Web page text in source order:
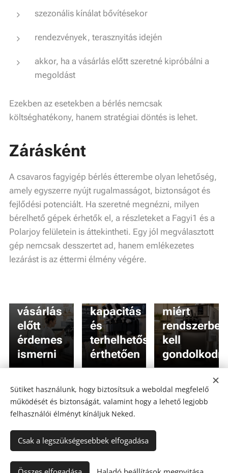
szezonális kínálat bővítésekor
rendezvények, terasznyitás idején
akkor, ha a vásárlás előtt szeretné kipróbálni a
megoldást
Ezekben az esetekben a bérlés nemcsak
költséghatékony, hanem stratégiai döntés is lehet.
Zárásként
A csavaros fagyigép bérlés étterembe olyan lehetőség,
amely egyszerre nyújt rugalmasságot, biztonságot és
fejlődési potenciált. Ha szeretné megnézni, milyen
bérelhető gépek érhetők el, a részleteket a Fagyi1 és a
Polarjoy felületein is áttekintheti. Egy jól megválasztott
gép nemcsak desszertet ad, hanem emlékezetes
lezárást is az éttermi élmény végére.
2026.07.30
Fagylaltgép
értékesítés:
8
vásárlás
előtt
érdemes
ismerni
2026.07.16
Lágyfagylaltgép
kapacitás
és
terhelhetőség
érthetően
2026.06.17
miért
rendszerben
kell
Share
Sütiket használunk, hogy biztosítsuk a weboldal megfelelő
működését és biztonságát, valamint hogy a lehető legjobb
felhasználói élményt kínáljuk Neked.
Csak a legszükségesebbek elfogadása